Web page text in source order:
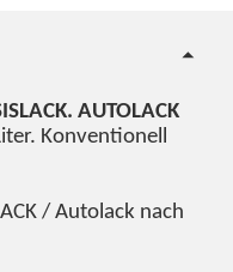
AUTOLACK
Konventionell
/ Autolack nach